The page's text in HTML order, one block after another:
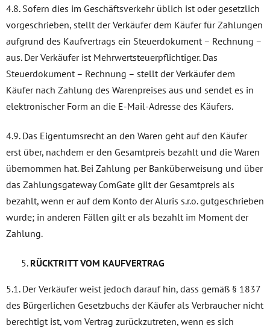
4.8. Sofern dies im Geschäftsverkehr üblich ist oder gesetzlich
vorgeschrieben, stellt der Verkäufer dem Käufer für Zahlungen
aufgrund des Kaufvertrags ein Steuerdokument – Rechnung –
aus. Der Verkäufer ist Mehrwertsteuerpflichtiger. Das
Steuerdokument – Rechnung – stellt der Verkäufer dem
Käufer nach Zahlung des Warenpreises aus und sendet es in
elektronischer Form an die E-Mail-Adresse des Käufers.
4.9. Das Eigentumsrecht an den Waren geht auf den Käufer
erst über, nachdem er den Gesamtpreis bezahlt und die Waren
übernommen hat. Bei Zahlung per Banküberweisung und über
das Zahlungsgateway ComGate gilt der Gesamtpreis als
bezahlt, wenn er auf dem Konto der Aluris s.r.o. gutgeschrieben
wurde; in anderen Fällen gilt er als bezahlt im Moment der
Zahlung.
RÜCKTRITT VOM KAUFVERTRAG
5.1. Der Verkäufer weist jedoch darauf hin, dass gemäß § 1837
des Bürgerlichen Gesetzbuchs der Käufer als Verbraucher nicht
berechtigt ist, vom Vertrag zurückzutreten, wenn es sich